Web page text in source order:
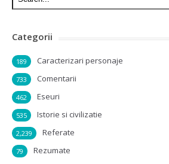
Categorii
Caracterizari personaje
189
Comentarii
733
Eseuri
462
Istorie si civilizatie
535
Referate
2,239
Rezumate
79